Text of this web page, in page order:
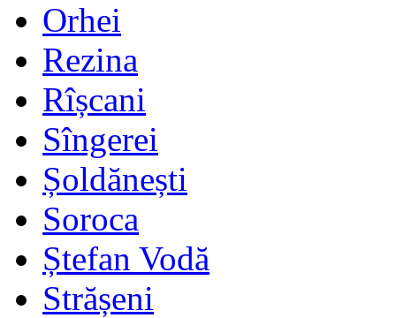
Orhei
Rezina
Rîșcani
Sîngerei
Șoldănești
Soroca
Ștefan Vodă
Strășeni